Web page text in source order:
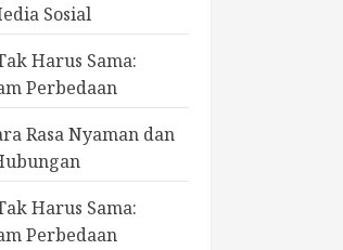
Sosial
Harus Sama:
Perbedaan
Rasa Nyaman dan
Harus Sama:
Perbedaan